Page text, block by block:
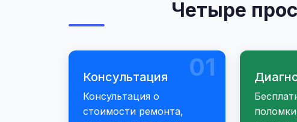
Четыре
01
Консультация
Консультация о
стоимости ремонта,